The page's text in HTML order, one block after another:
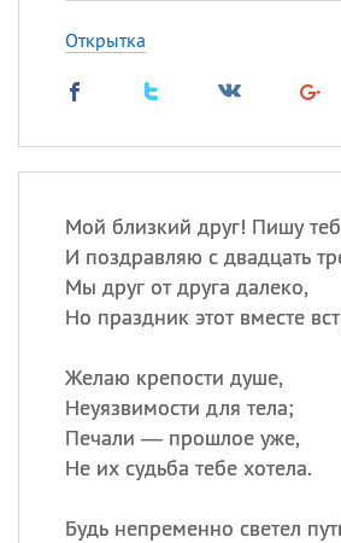
Открытка
Мой близкий друг! Пишу
И поздравляю с двадцать
Мы друг от друга далеко,
Но праздник этот вместе
Желаю крепости душе,
Неуязвимости для тела;
Печали — прошлое уже,
Не их судьба тебе хотела.
Будь непременно светел